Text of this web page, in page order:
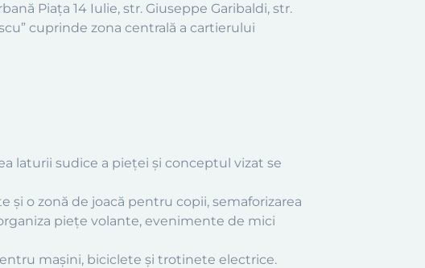
Piața 14 Iulie, str. Giuseppe Garibaldi, str.
cuprinde zona centrală a cartierului
laturii sudice a pieței și conceptul vizat se
o zonă de joacă pentru copii, semaforizarea
piețe volante, evenimente de mici
mașini, biciclete și trotinete electrice.